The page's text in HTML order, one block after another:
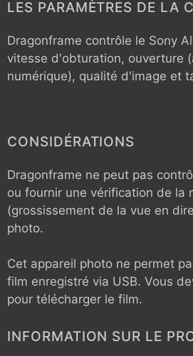
LES PARAMÈTRES DE LA
Dragonframe contrôle le Sony
vitesse d'obturation, ouverture
numérique), qualité d'image et
CONSIDÉRATIONS
Dragonframe ne peut pas
ou fournir une vérification de la
(grossissement de la vue en
photo.
Cet appareil photo ne permet
film enregistré via USB. Vous
pour télécharger le film.
INFORMATION SUR LE